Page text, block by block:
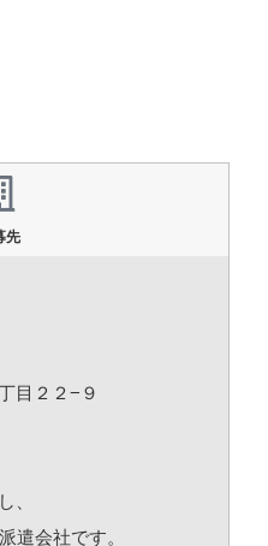
先
目２２−９
、
遣会社です。